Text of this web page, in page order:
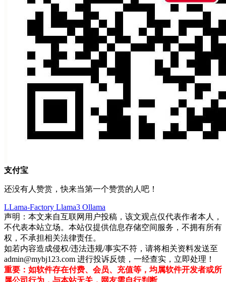
支付宝
还没有人赞赏，快来当第一个赞赏的人吧！
LLama-Factory Llama3 Ollama
声明：本文来自互联网用户投稿，该文观点仅代表作者本人，
不代表本站立场。本站仅提供信息存储空间服务，不拥有所有
权，不承担相关法律责任。
如若内容造成侵权/违法违规/事实不符，请将相关资料发送至
admin@mybj123.com 进行投诉反馈，一经查实，立即处理！
重要：如软件存在付费、会员、充值等，均属软件开发者或所
属公司行为，与本站无关，网友需自行判断